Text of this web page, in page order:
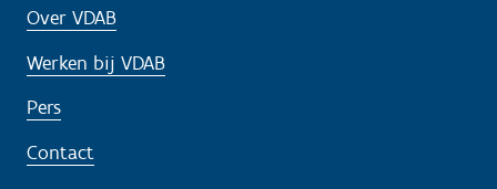
Over VDAB
Werken bij VDAB
Pers
Contact